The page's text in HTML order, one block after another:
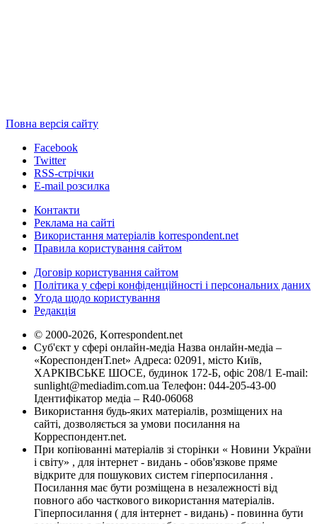
Повна версія сайту
Facebook
Twitter
RSS-стрічки
E-mail розсилка
Контакти
Реклама на сайті
Використання матеріалів korrespondent.net
Правила користування сайтом
Договір користування сайтом
Політика у сфері конфіденційності і персональних даних
Угода щодо користування
Редакція
© 2000-2026, Korrespondent.net
Суб'єкт у сфері онлайн-медіа Назва онлайн-медіа –
«КореспонденТ.net» Адреса: 02091, місто Київ,
ХАРКІВСЬКЕ ШОСЕ, будинок 172-Б, офіс 208/1 E-mail:
sunlight@mediadim.com.ua Телефон: 044-205-43-00
Ідентифікатор медіа – R40-06068
Використання будь-яких матеріалів, розміщених на
сайті, дозволяється за умови посилання на
Корреспондент.net.
При копіюванні матеріалів зі сторінки « Новини України
і світу» , для інтернет - видань - обов'язкове пряме
відкрите для пошукових систем гіперпосилання .
Посилання має бути розміщена в незалежності від
повного або часткового використання матеріалів.
Гіперпосилання ( для інтернет - видань) - повинна бути